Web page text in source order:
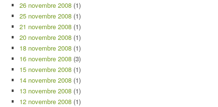
26 novembre 2008 (1)
25 novembre 2008 (1)
21 novembre 2008 (1)
20 novembre 2008 (1)
18 novembre 2008 (1)
16 novembre 2008 (3)
15 novembre 2008 (1)
14 novembre 2008 (1)
13 novembre 2008 (1)
12 novembre 2008 (1)